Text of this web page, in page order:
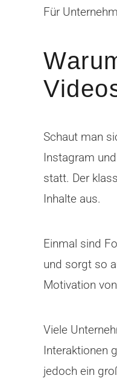
Für
Schaut man
Instagram
statt. Der
Inhalte aus.
Einmal sind
und sorgt so
Motivation
Viele
Interaktionen
jedoch ein